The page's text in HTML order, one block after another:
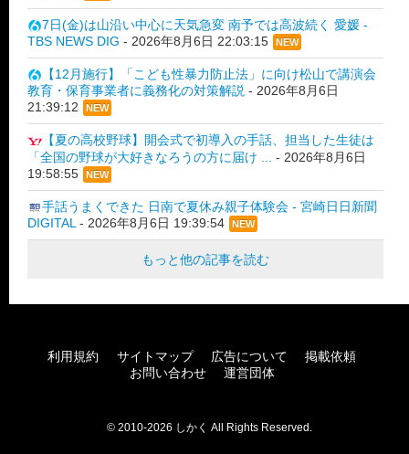
7日(金)は山沿い中心に天気急変 南予では高波続く 愛媛 -
TBS NEWS DIG - 2026年8月6日 22:03:15 NEW
【12月施行】「こども性暴力防止法」に向け松山で講演会
教育・保育事業者に義務化の対策解説 - 2026年8月6日
21:39:12
NEW
【夏の高校野球】開会式で初導入の手話、担当した生徒は
「全国の野球が大好きなろうの方に届け ...
- 2026年8月6日
19:58:55
NEW
手話うまくできた 日南で夏休み親子体験会 - 宮崎日日新聞
DIGITAL - 2026年8月6日 19:39:54 NEW
もっと他の記事を読む
利用規約 サイトマップ 広告について
掲載依頼
お問い合わせ
運営団体
© 2010-2026 しかく All Rights Reserved.